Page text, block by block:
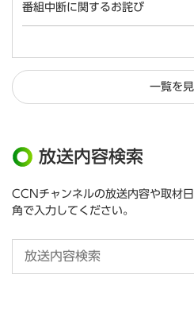
番組中断に関するお詫び
一覧を
放送内容検索
CCNチャンネルの放送内容や取材
角で入力してください。